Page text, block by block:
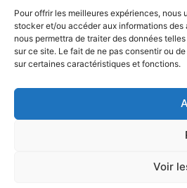
Pour offrir les meilleures expériences,
stocker et/ou accéder aux informations
nous permettra de traiter des données
sur ce site. Le fait de ne pas consentir ou
sur certaines caractéristiques et fonctions.
Voir
25 juin 2026
Tout n’a pas été un long fleuve
petit temps nombre de voiliers
prenons un excellent départ dans 6 knts
rocher de la Giraglia. Il n’y a plus le
risques. La flotte part à droite on part à
petits airs moins de 2 knts les régleurs